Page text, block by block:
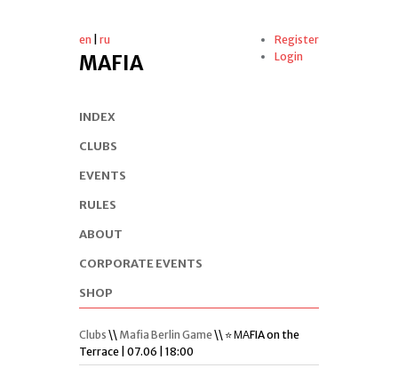
en ru
MAFIA
Register
Login
INDEX
CLUBS
EVENTS
RULES
ABOUT
CORPORATE EVENTS
SHOP
Clubs \\ Mafia Berlin Game\\ ⭐️ МАFIA on the
Terrace | 07.06 | 18:00